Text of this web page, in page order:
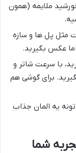
ملایمه (همون
مثل پل ها و سازه
عکس بگیرید.
با سرعت شاتر و
برای گوشی هم
یه المان جذاب
شما